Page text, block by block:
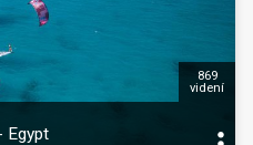
Egypt
869
videní